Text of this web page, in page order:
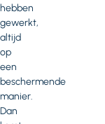
hebben
gewerkt,
altijd
op
een
beschermende
manier.
Dan